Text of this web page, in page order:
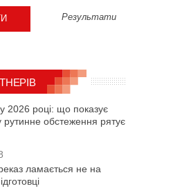
Результати
2026 році: що показує
рутинне обстеження рятує
ламається не на